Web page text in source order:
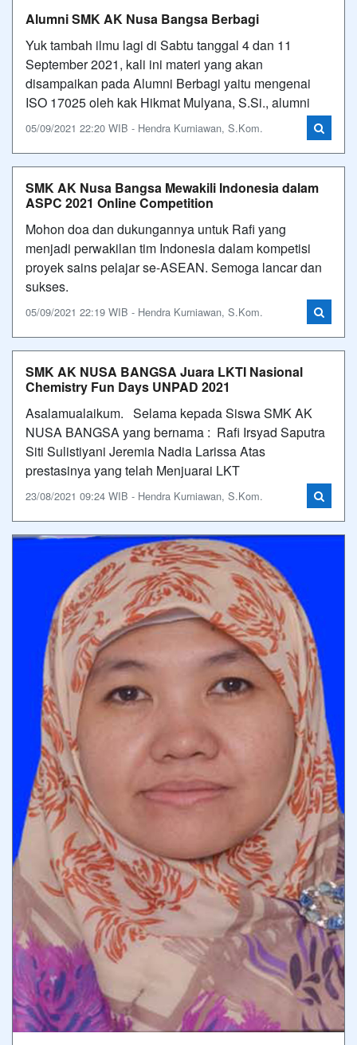
Alumni SMK AK Nusa Bangsa Berbagi
Yuk tambah ilmu lagi di Sabtu tanggal 4 dan 11
September 2021, kali ini materi yang akan
disampaikan pada Alumni Berbagi yaitu mengenai
ISO 17025 oleh kak Hikmat Mulyana, S.Si., alumni
05/09/2021 22:20 WIB - Hendra Kurniawan, S.Kom.
SMK AK Nusa Bangsa Mewakili Indonesia dalam
ASPC 2021 Online Competition
Mohon doa dan dukungannya untuk Rafi yang
menjadi perwakilan tim Indonesia dalam kompetisi
proyek sains pelajar se-ASEAN. Semoga lancar dan
sukses.
05/09/2021 22:19 WIB - Hendra Kurniawan, S.Kom.
SMK AK NUSA BANGSA Juara LKTI Nasional
Chemistry Fun Days UNPAD 2021
Asalamualaikum. Selama kepada Siswa SMK AK
NUSA BANGSA yang bernama : Rafi Irsyad Saputra
Siti Sulistiyani Jeremia Nadia Larissa Atas
prestasinya yang telah Menjuarai LKT
23/08/2021 09:24 WIB - Hendra Kurniawan, S.Kom.